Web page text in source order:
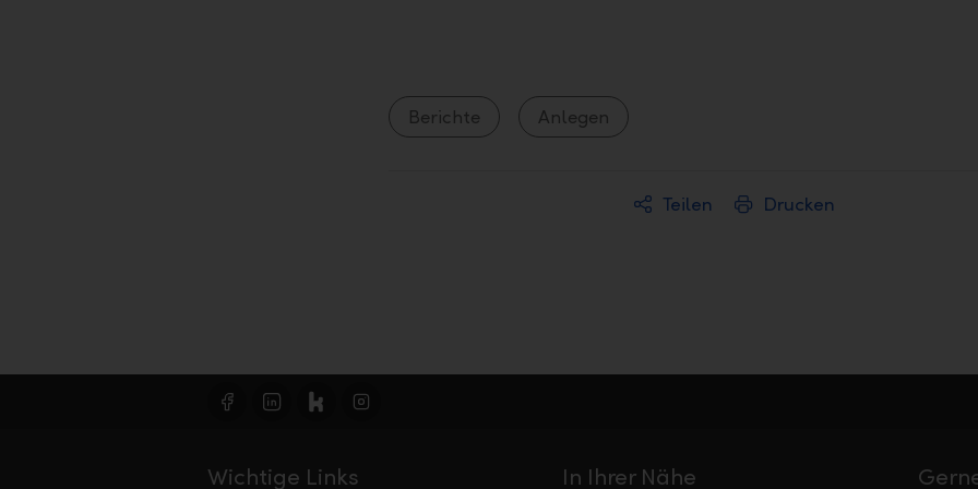
Berichte Anlegen
Teilen Drucken
In Ihrer Nähe
Wichtige Links